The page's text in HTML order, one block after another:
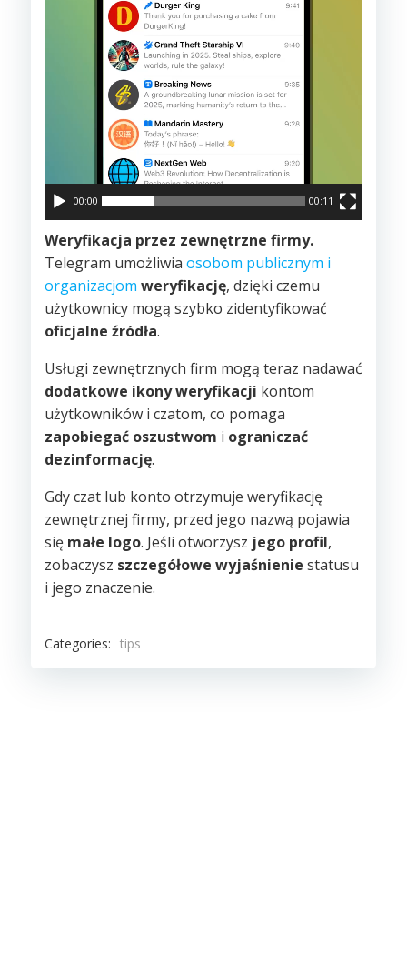
00:00 00:11
Weryfikacja przez zewnętrzne firmy.
Telegram umożliwia osobom publicznym i
organizacjom weryfikację, dzięki czemu
użytkownicy mogą szybko zidentyfikować
oficjalne źródła.
Usługi zewnętrznych firm mogą teraz nadawać
dodatkowe ikony weryfikacji kontom
użytkowników i czatom, co pomaga
zapobiegać oszustwom i ograniczać
dezinformację.
Gdy czat lub konto otrzymuje weryfikację
zewnętrznej firmy, przed jego nazwą pojawia
się małe logo. Jeśli otworzysz jego profil,
zobaczysz szczegółowe wyjaśnienie statusu
i jego znaczenie.
Categories: tips